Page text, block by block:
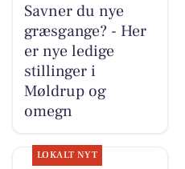
Savner du nye
græsgange? - Her
er nye ledige
stillinger i
Møldrup og
omegn
LOKALT NYT